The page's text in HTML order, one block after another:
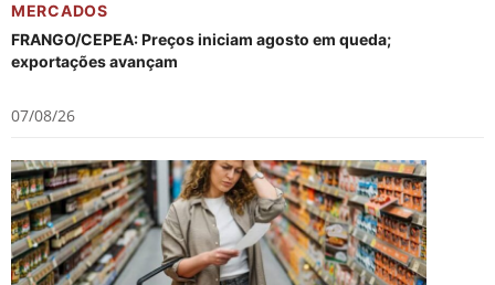
MERCADOS
FRANGO/CEPEA: Preços iniciam agosto em queda;
exportações avançam
07/08/26